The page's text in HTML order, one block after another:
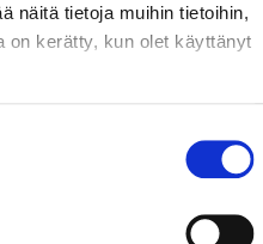
näitä tietoja muihin tietoihin,
on kerätty, kun olet käyttänyt